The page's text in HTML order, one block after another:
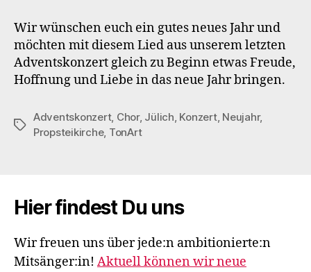
Wir wünschen euch ein gutes neues Jahr und
möchten mit diesem Lied aus unserem letzten
Adventskonzert gleich zu Beginn etwas Freude,
Hoffnung und Liebe in das neue Jahr bringen.
Schlagwörter
Adventskonzert, Chor, Jülich, Konzert, Neujahr,
Propsteikirche, TonArt
Hier findest Du uns
Wir freuen uns über jede:n ambitionierte:n
Mitsänger:in! Aktuell können wir neue